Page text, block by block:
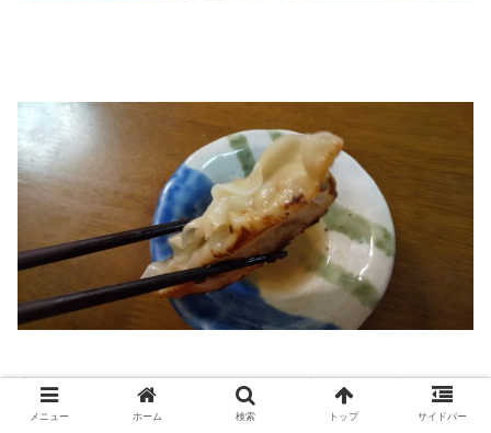
家にあるお酢が効いていないのか？手ごたえを感じませ
ん。
メニュー ホーム 検索 トップ サイドバー